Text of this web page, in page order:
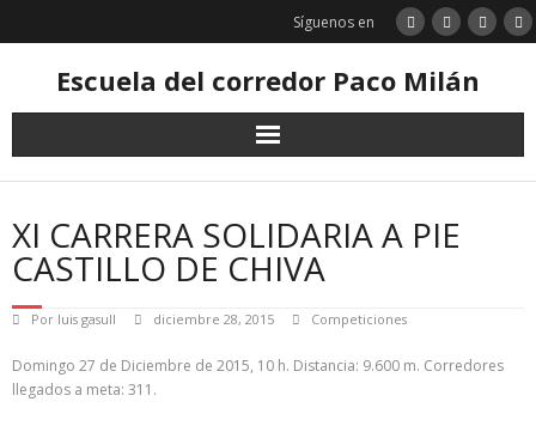
Síguenos en
Escuela del corredor Paco Milán
XI CARRERA SOLIDARIA A PIE
CASTILLO DE CHIVA
Por luis gasull diciembre 28, 2015 Competiciones
Domingo 27 de Diciembre de 2015, 10 h. Distancia: 9.600 m. Corredores
llegados a meta: 311.